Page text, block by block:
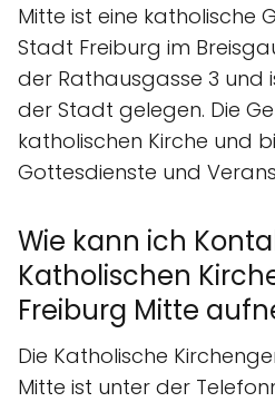
Mitte ist eine katholische
Stadt Freiburg im
der Rathausgasse 3 und
der Stadt gelegen. Die
katholischen Kirche und
Gottesdienste und
Wie kann ich
Katholischen
Freiburg Mitte
Die Katholische
Mitte ist unter der